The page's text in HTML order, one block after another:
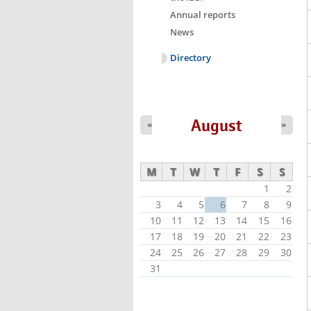
Annual reports
News
Directory
August
« »
M T W T F S S
1
2
3
4 5 6 7 8
9
10
11 12 13 14 15
16
17
18 19 20 21 22
23
24
25 26 27 28 29
30
31